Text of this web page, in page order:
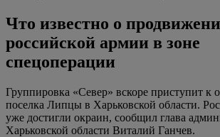
Что известно о
российской армии в зоне
спецоперации
Группировка «Север» вскоре приступит к
поселка Липцы в Харьковской области.
уже достигли окраин, сообщил глава
Харьковской области Виталий Ганчев.